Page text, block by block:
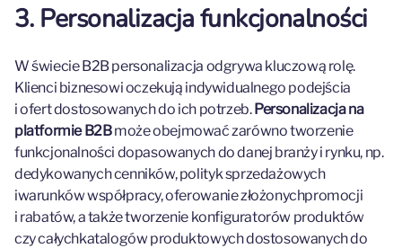
3. Personalizacja funkcjonalności
W świecie B2B personalizacja odgrywa kluczową rolę.
Klienci biznesowi oczekują indywidualnego podejścia
i ofert dostosowanych do ich potrzeb.Personalizacja na
platformie B2Bmoże obejmować zarówno tworzenie
funkcjonalności dopasowanych do danej branży i rynku, np.
dedykowanych cenników, polityk sprzedażowych
iwarunków współpracy, oferowanie złożonychpromocji
i rabatów, a także tworzenie konfiguratorów produktów
czy całychkatalogów produktowych dostosowanych do